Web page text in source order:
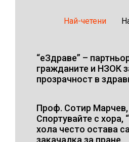
Най-четени
“еЗдраве” –
гражданите и НЗОК
прозрачност в
Проф. Сотир
Спортувайте с хора,
хола често остава
закачалка за пране